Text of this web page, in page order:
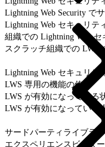
Lightning Web Security で
Lightning Web セキュリテ
組織での Lightning Web
スクラッチ組織での LWS
Lightning Web セキュリテ
LWS 専用の機能の使用
LWS が有効になっている
LWS が有効になっている
サードパーティライブラ
エクスペリエンスビルダ